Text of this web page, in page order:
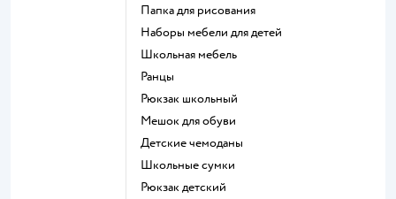
Папка для рисования
Наборы мебели для детей
Школьная мебель
Ранцы
Рюкзак школьный
Мешок для обуви
Детские чемоданы
Школьные сумки
Рюкзак детский